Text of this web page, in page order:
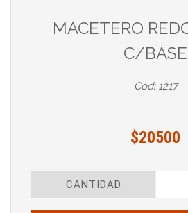
MACETERO
C/BASE
Cod: 1217
$20500
CANTIDAD